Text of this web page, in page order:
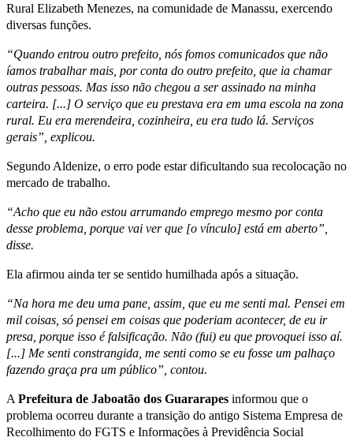
Rural Elizabeth Menezes, na comunidade de Manassu, exercendo
diversas funções.
“Quando entrou outro prefeito, nós fomos comunicados que não
íamos trabalhar mais, por conta do outro prefeito, que ia chamar
outras pessoas. Mas isso não chegou a ser assinado na minha
carteira. [...] O serviço que eu prestava era em uma escola na zona
rural. Eu era merendeira, cozinheira, eu era tudo lá. Serviços
gerais”, explicou.
Segundo Aldenize, o erro pode estar dificultando sua recolocação no
mercado de trabalho.
“Acho que eu não estou arrumando emprego mesmo por conta
desse problema, porque vai ver que [o vínculo] está em aberto”,
disse.
Ela afirmou ainda ter se sentido humilhada após a situação.
“Na hora me deu uma pane, assim, que eu me senti mal. Pensei em
mil coisas, só pensei em coisas que poderiam acontecer, de eu ir
presa, porque isso é falsificação. Não (fui) eu que provoquei isso aí.
[...] Me senti constrangida, me senti como se eu fosse um palhaço
fazendo graça pra um público”, contou.
A Prefeitura de Jaboatão dos Guararapes informou que o
problema ocorreu durante a transição do antigo Sistema Empresa de
Recolhimento do FGTS e Informações à Previdência Social